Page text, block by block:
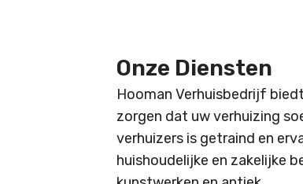
Onze Diensten
Hooman Verhuisbedrijf
zorgen dat uw verhuizing
verhuizers is getraind en
huishoudelijke en zakelijke
kunstwerken en antiek.